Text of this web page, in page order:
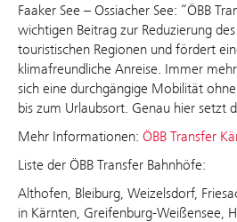
Faaker See – Ossiacher See: “ÖBB
wichtigen Beitrag zur Reduzierung
touristischen Regionen und fördert
klimafreundliche Anreise. Immer
sich eine durchgängige Mobilität
bis zum Urlaubsort. Genau hier setzt
Mehr Informationen: ÖBB Transfer
Liste der ÖBB Transfer Bahnhöfe:
Althofen, Bleiburg, Weizelsdorf,
in Kärnten, Greifenburg-Weißensee,